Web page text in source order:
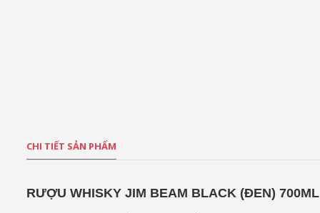
CHI TIẾT SẢN PHẨM
RƯỢU WHISKY JIM BEAM BLACK (ĐEN) 700ML